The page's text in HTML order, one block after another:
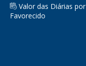
Valor das Diárias por
Favorecido